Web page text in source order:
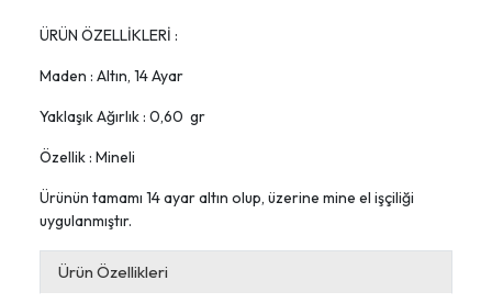
ÜRÜN ÖZELLİKLERİ :
Maden : Altın, 14 Ayar
Yaklaşık Ağırlık : 0,60 gr
Özellik : Mineli
Ürünün tamamı 14 ayar altın olup, üzerine mine el işçiliği
uygulanmıştır.
Ürün Özellikleri